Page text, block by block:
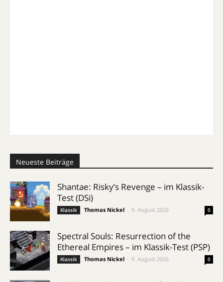
Neueste Beiträge
Shantae: Risky’s Revenge – im Klassik-
Test (DSi)
Klassik Thomas Nickel 9. August 2026 0
Spectral Souls: Resurrection of the
Ethereal Empires – im Klassik-Test (PSP)
Klassik Thomas Nickel 9. August 2026 0